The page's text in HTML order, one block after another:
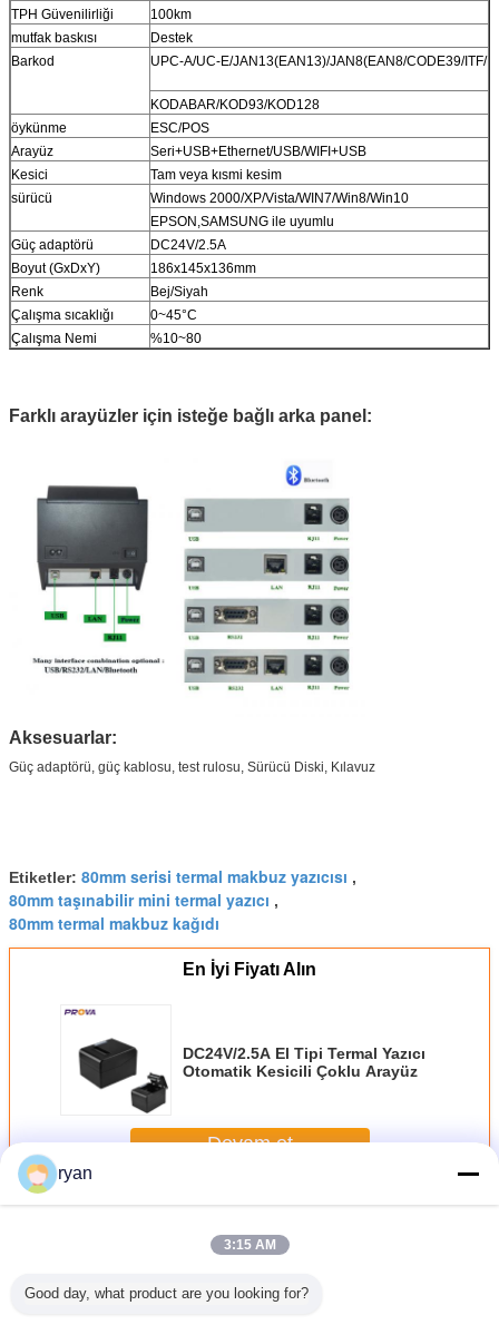
TPH Güvenilirliği
100km
mutfak baskısı
Destek
Barkod
UPC-A/UC-E/JAN13(EAN13)/JAN8(EAN8/CODE39/ITF/
KODABAR/KOD93/KOD128
öykünme
ESC/POS
Arayüz
Seri+USB+Ethernet/USB/WIFI+USB
Kesici
Tam veya kısmi kesim
sürücü
Windows 2000/XP/Vista/WIN7/Win8/Win10
EPSON,SAMSUNG ile uyumlu
Güç adaptörü
DC24V/2.5A
Boyut (GxDxY)
186x145x136mm
Renk
Bej/Siyah
Çalışma sıcaklığı
0~45°C
Çalışma Nemi
%10~80
Farklı arayüzler için isteğe bağlı arka panel:
Aksesuarlar:
Güç adaptörü, güç kablosu, test rulosu, Sürücü Diski, Kılavuz
Etiketler: 80mm serisi termal makbuz yazıcısı ,
80mm taşınabilir mini termal yazıcı ,
80mm termal makbuz kağıdı
En İyi Fiyatı Alın
DC24V/2.5A El Tipi Termal Yazıcı
Otomatik Kesicili Çoklu Arayüz
Devam et
Daha80 mm Termal Yazıcı
ryan
3:15 AM
Good day, what product are you looking for?